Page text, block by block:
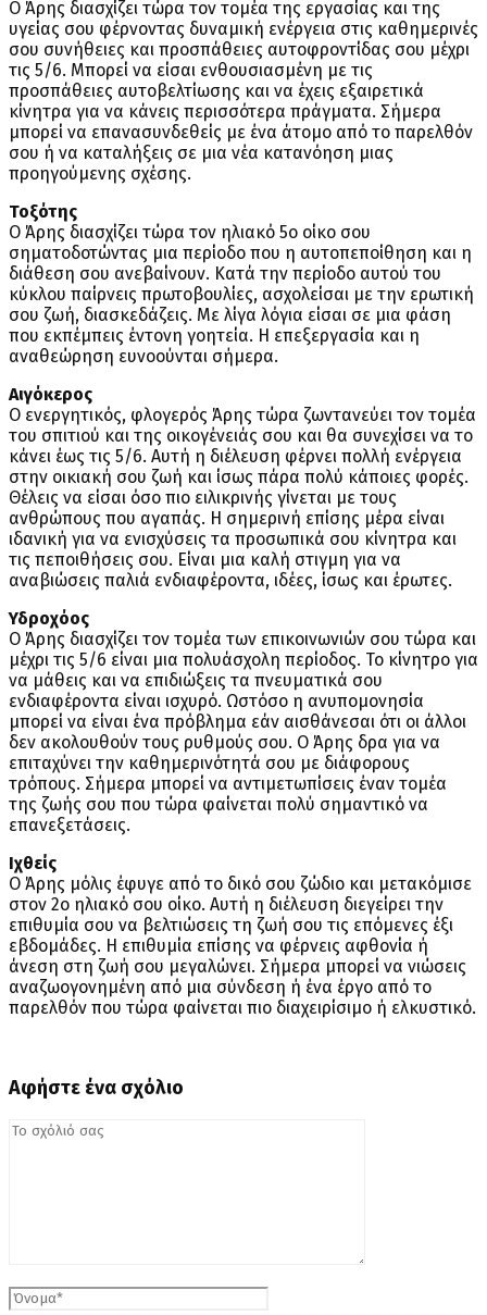
Ο Άρης διασχίζει τώρα τον τομέα της εργασίας και της
υγείας σου φέρνοντας δυναμική ενέργεια στις καθημερινές
σου συνήθειες και προσπάθειες αυτοφροντίδας σου μέχρι
τις 5/6. Μπορεί να είσαι ενθουσιασμένη με τις
προσπάθειες αυτοβελτίωσης και να έχεις εξαιρετικά
κίνητρα για να κάνεις περισσότερα πράγματα. Σήμερα
μπορεί να επανασυνδεθείς με ένα άτομο από το παρελθόν
σου ή να καταλήξεις σε μια νέα κατανόηση μιας
προηγούμενης σχέσης.
Τοξότης
Ο Άρης διασχίζει τώρα τον ηλιακό 5ο οίκο σου
σηματοδοτώντας μια περίοδο που η αυτοπεποίθηση και η
διάθεση σου ανεβαίνουν. Κατά την περίοδο αυτού του
κύκλου παίρνεις πρωτοβουλίες, ασχολείσαι με την ερωτική
σου ζωή, διασκεδάζεις. Με λίγα λόγια είσαι σε μια φάση
που εκπέμπεις έντονη γοητεία. Η επεξεργασία και η
αναθεώρηση ευνοούνται σήμερα.
Αιγόκερος
Ο ενεργητικός, φλογερός Άρης τώρα ζωντανεύει τον τομέα
του σπιτιού και της οικογένειάς σου και θα συνεχίσει να το
κάνει έως τις 5/6. Αυτή η διέλευση φέρνει πολλή ενέργεια
στην οικιακή σου ζωή και ίσως πάρα πολύ κάποιες φορές.
Θέλεις να είσαι όσο πιο ειλικρινής γίνεται με τους
ανθρώπους που αγαπάς. Η σημερινή επίσης μέρα είναι
ιδανική για να ενισχύσεις τα προσωπικά σου κίνητρα και
τις πεποιθήσεις σου. Είναι μια καλή στιγμη για να
αναβιώσεις παλιά ενδιαφέροντα, ιδέες, ίσως και έρωτες.
Υδροχόος
Ο Άρης διασχίζει τον τομέα των επικοινωνιών σου τώρα και
μέχρι τις 5/6 είναι μια πολυάσχολη περίοδος. Το κίνητρο για
να μάθεις και να επιδιώξεις τα πνευματικά σου
ενδιαφέροντα είναι ισχυρό. Ωστόσο η ανυπομονησία
μπορεί να είναι ένα πρόβλημα εάν αισθάνεσαι ότι οι άλλοι
δεν ακολουθούν τους ρυθμούς σου. Ο Άρης δρα για να
επιταχύνει την καθημερινότητά σου με διάφορους
τρόπους. Σήμερα μπορεί να αντιμετωπίσεις έναν τομέα
της ζωής σου που τώρα φαίνεται πολύ σημαντικό να
επανεξετάσεις.
Ιχθείς
Ο Άρης μόλις έφυγε από το δικό σου ζώδιο και μετακόμισε
στον 2ο ηλιακό σου οίκο. Αυτή η διέλευση διεγείρει την
επιθυμία σου να βελτιώσεις τη ζωή σου τις επόμενες έξι
εβδομάδες. Η επιθυμία επίσης να φέρνεις αφθονία ή
άνεση στη ζωή σου μεγαλώνει. Σήμερα μπορεί να νιώσεις
αναζωογονημένη από μια σύνδεση ή ένα έργο από το
παρελθόν που τώρα φαίνεται πιο διαχειρίσιμο ή ελκυστικό.
Αφήστε ένα σχόλιο